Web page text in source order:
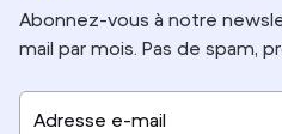
Abonnez-vous à notre
mail par mois. Pas de spam,
Adresse e-mail